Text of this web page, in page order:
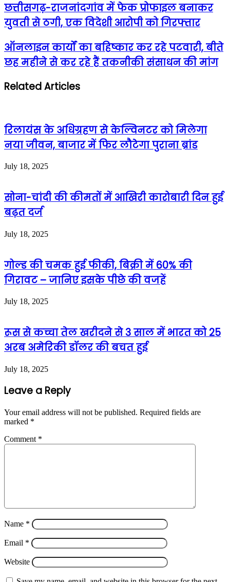
छत्तीसगढ़-राजनांदगांव में फेक प्रोफाइल बनाकर
युवती से ठगी, एक विदेशी आरोपी को गिरफ्तार
ऑनलाइन कार्यों का बहिष्कार कर रहे पटवारी, बीते
छह महीने से कर रहे हैं तकनीकी संसाधन की मांग
Related Articles
रिलायंस के अधिग्रहण से केल्विनटर को मिलेगा
नया जीवन, बाजार में फिर लौटेगा पुराना ब्रांड
July 18, 2025
सोना-चांदी की कीमतों में आखिरी कारोबारी दिन हुई
बढ़त दर्ज
July 18, 2025
गोल्ड की चमक हुई फीकी, बिक्री में 60% की
गिरावट – जानिए इसके पीछे की वजहें
July 18, 2025
रूस से कच्चा तेल खरीदने से 3 साल में भारत को 25
अरब अमेरिकी डॉलर की बचत हुई
July 18, 2025
Leave a Reply
Your email address will not be published. Required fields are
marked *
Comment *
Name *
Email *
Website